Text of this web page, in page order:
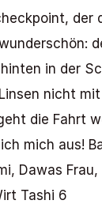
der
in der
nicht
die Fahrt
mich aus!
Dawas
Tashi 6